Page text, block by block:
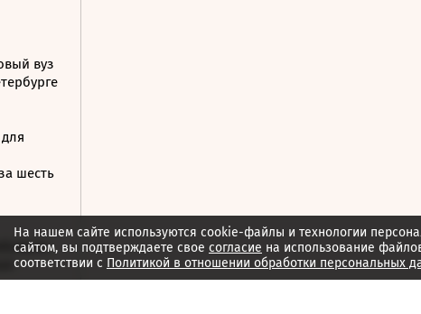
вуз
шесть
На нашем сайте используются cookie-файлы и технологии
сайтом, вы подтверждаете свое согласие на использование
соответствии с Политикой в отношении обработки персональных